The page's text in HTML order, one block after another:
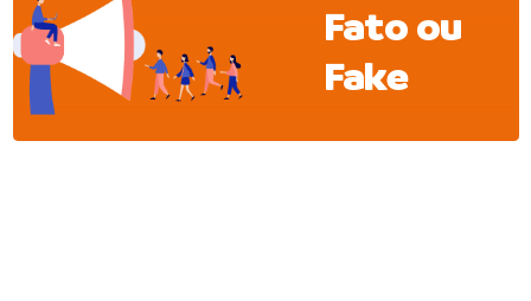
Fato ou
Fake